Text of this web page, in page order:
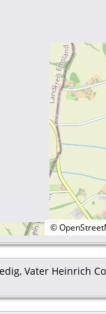
©
Vater Heinrich